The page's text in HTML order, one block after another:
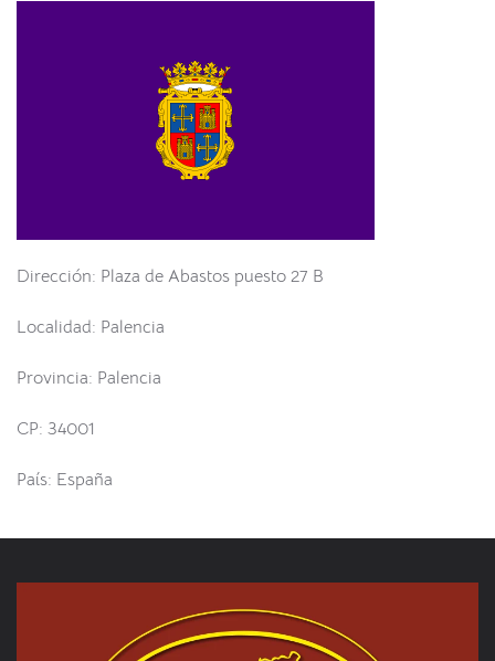
Dirección: Plaza de Abastos puesto 27 B
Localidad: Palencia
Provincia: Palencia
CP: 34001
País: España